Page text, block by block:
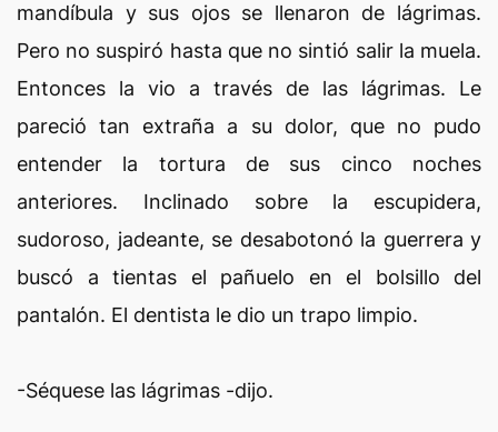
mandíbula y sus ojos se llenaron de lágrimas.
Pero no suspiró hasta que no sintió salir la muela.
Entonces la vio a través de las lágrimas. Le
pareció tan extraña a su dolor, que no pudo
entender la tortura de sus cinco noches
anteriores. Inclinado sobre la escupidera,
sudoroso, jadeante, se desabotonó la guerrera y
buscó a tientas el pañuelo en el bolsillo del
pantalón. El dentista le dio un trapo limpio.
-Séquese las lágrimas -dijo.